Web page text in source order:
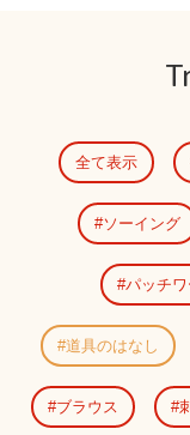
全て表示
ソーイング
パッチワ
道具のはなし
ブラウス